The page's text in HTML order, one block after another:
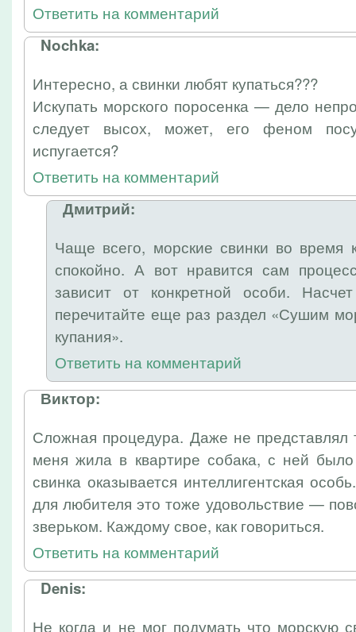
Ответить на комментарий
Nochka:
Интересно, а свинки любят купаться???
Искупать морского поросенка — дело
следует высох, может, его феном
испугается?
Ответить на комментарий
Дмитрий:
Чаще всего, морские свинки во время
спокойно. А вот нравится сам
зависит от конкретной особи.
перечитайте еще раз раздел «Сушим
купания».
Ответить на комментарий
Виктор:
Сложная процедура. Даже не представлял
меня жила в квартире собака, с ней
свинка оказывается интеллигентская
для любителя это тоже удовольствие —
зверьком. Каждому свое, как говориться.
Ответить на комментарий
Denis:
Не когда и не мог подумать что морскую